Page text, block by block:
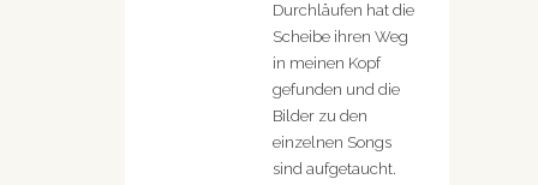
Durchläufen hat die
Scheibe ihren Weg
in meinen Kopf
gefunden und die
Bilder zu den
einzelnen Songs
sind aufgetaucht.